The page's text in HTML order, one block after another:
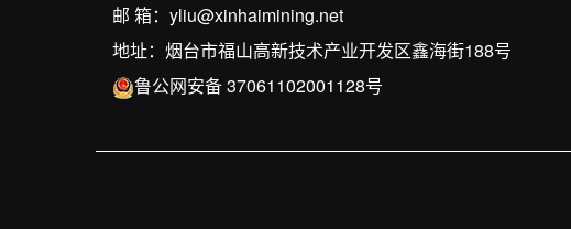
邮 箱： yliu@xinhaimining.net
地址：烟台市福山高新技术产业开发区鑫海街188号
鲁公网安备 37061102001128号